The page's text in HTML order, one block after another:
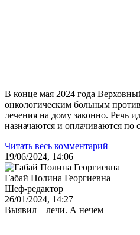
В конце мая 2024 года
онкологическим больным
лечения на дому законно. Речь
назначаются и оплачиваются
Читать весь комментарий
19/06/2024, 14:06
Габай Полина Георгиевна
Шеф-редактор
26/01/2024, 14:27
Выявил – лечи. А нечем